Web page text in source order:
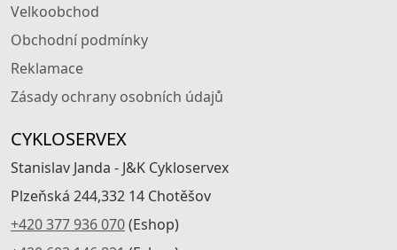
Velkoobchod
Obchodní podmínky
Reklamace
Zásady ochrany osobních údajů
CYKLOSERVEX
Stanislav Janda - J&K Cykloservex
Plzeňská 244,332 14 Chotěšov
+420 377 936 070(Eshop)